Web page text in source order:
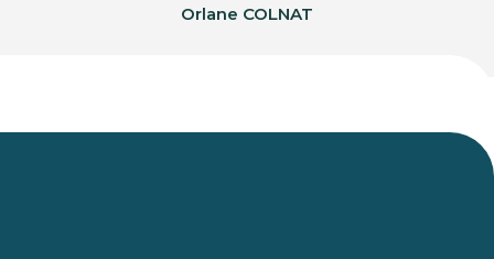
Orlane COLNAT